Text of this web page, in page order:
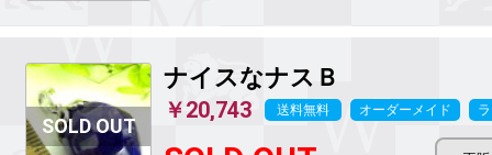
ナイスなナスＢ
￥20,743 送料無料 オーダーメイド